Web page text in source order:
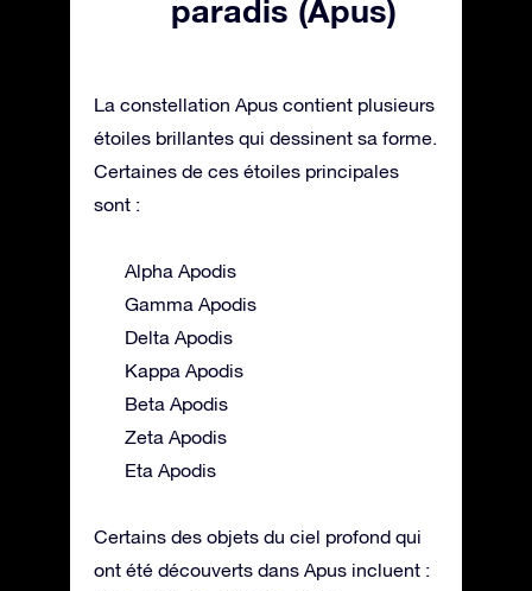
paradis (Apus)
La constellation Apus contient plusieurs
étoiles brillantes qui dessinent sa forme.
Certaines de ces étoiles principales
sont :
Alpha Apodis
Gamma Apodis
Delta Apodis
Kappa Apodis
Beta Apodis
Zeta Apodis
Eta Apodis
Certains des objets du ciel profond qui
ont été découverts dans Apus incluent :